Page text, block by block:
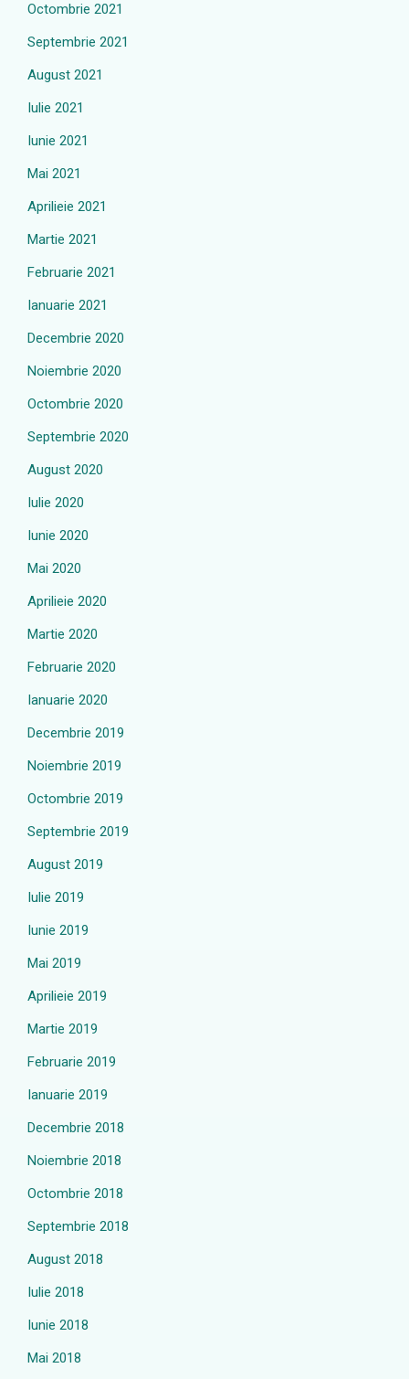
Octombrie 2021
Septembrie 2021
August 2021
Iulie 2021
Iunie 2021
Mai 2021
Aprilieie 2021
Martie 2021
Februarie 2021
Ianuarie 2021
Decembrie 2020
Noiembrie 2020
Octombrie 2020
Septembrie 2020
August 2020
Iulie 2020
Iunie 2020
Mai 2020
Aprilieie 2020
Martie 2020
Februarie 2020
Ianuarie 2020
Decembrie 2019
Noiembrie 2019
Octombrie 2019
Septembrie 2019
August 2019
Iulie 2019
Iunie 2019
Mai 2019
Aprilieie 2019
Martie 2019
Februarie 2019
Ianuarie 2019
Decembrie 2018
Noiembrie 2018
Octombrie 2018
Septembrie 2018
August 2018
Iulie 2018
Iunie 2018
Mai 2018